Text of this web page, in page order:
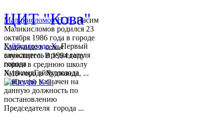
Гайбуллозода Х.Первый
заместитель председателя
города
ХуджандГайбуллозода
Хайрулло назначен на
данную должность по
постановлению
Председателя города ...
Маликисломов Н. Н.Насим
Маликисломов родился 23
октября 1986 года в городе
Худжанде в семье
служащего. В 1994 году
пошел в среднюю школу
№18 города Худжанда, ...
ЦИТ "Кова"